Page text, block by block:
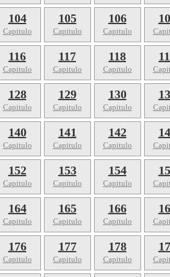
104
Capitulo
105
Capitulo
106
Capitulo
116
Capitulo
117
Capitulo
118
Capitulo
128
Capitulo
129
Capitulo
130
Capitulo
140
Capitulo
141
Capitulo
142
Capitulo
152
Capitulo
153
Capitulo
154
Capitulo
164
Capitulo
165
Capitulo
166
Capitulo
176
Capitulo
177
Capitulo
178
Capitulo